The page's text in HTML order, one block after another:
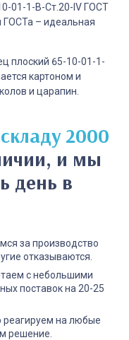
01-1-B-Cт.20-IV ГОСТ
– идеальная
плоский 65-10-01-1-
картоном и
и царапин.
складу 2000
и мы
день в
за производство
отказываются.
с небольшими
поставок на 20-25
реагируем на любые
решение.